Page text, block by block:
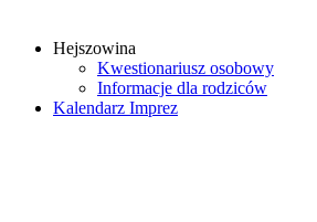
Hejszowina
Kwestionariusz osobowy
Informacje dla rodziców
Kalendarz Imprez